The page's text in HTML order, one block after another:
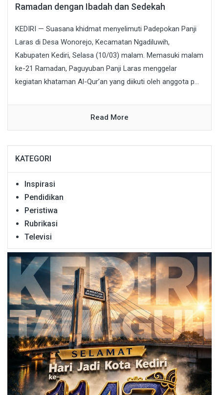
Ramadan dengan Ibadah dan Sedekah
KEDIRI — Suasana khidmat menyelimuti Padepokan Panji
Laras di Desa Wonorejo, Kecamatan Ngadiluwih,
Kabupaten Kediri, Selasa (10/03) malam. Memasuki malam
ke-21 Ramadan, Paguyuban Panji Laras menggelar
kegiatan khataman Al-Qur’an yang diikuti oleh anggota p...
Read More
KATEGORI
Inspirasi
Pendidikan
Peristiwa
Rubrikasi
Televisi